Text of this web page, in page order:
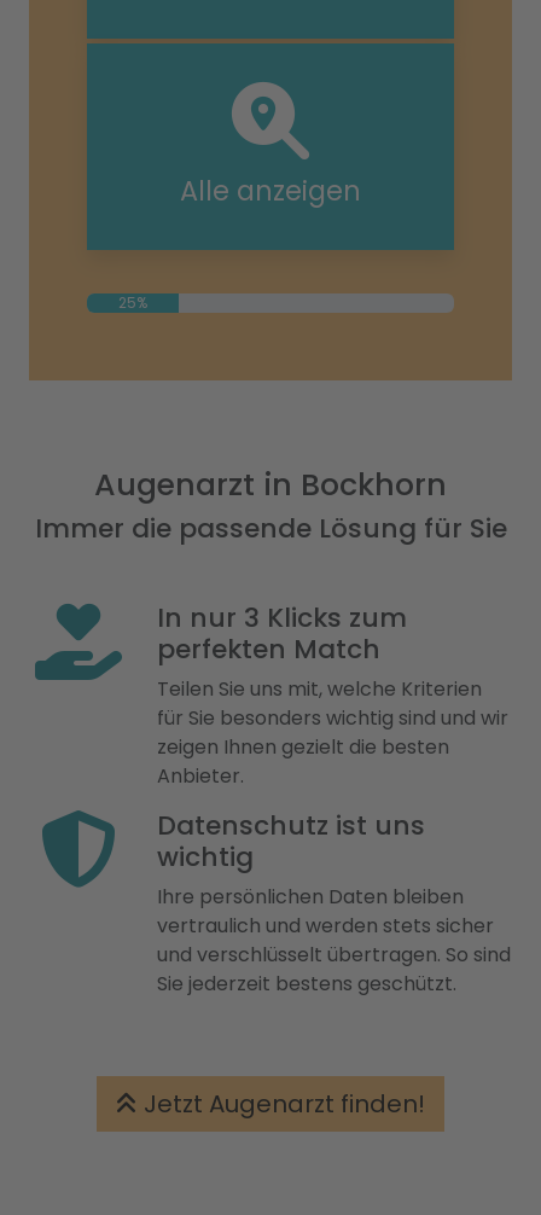
Alle anzeigen
25%
Augenarzt in Bockhorn
Immer die passende Lösung für Sie
In nur 3 Klicks zum
perfekten Match
Teilen Sie uns mit, welche Kriterien
für Sie besonders wichtig sind und wir
zeigen Ihnen gezielt die besten
Anbieter.
Datenschutz ist uns
wichtig
Ihre persönlichen Daten bleiben
vertraulich und werden stets sicher
und verschlüsselt übertragen. So sind
Sie jederzeit bestens geschützt.
Jetzt Augenarzt finden!